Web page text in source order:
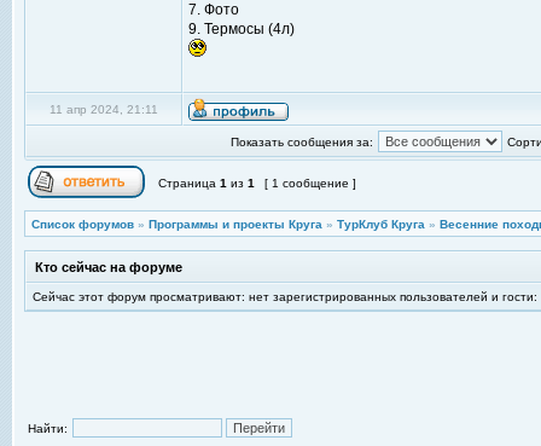
7. Фото
9. Термосы (4л)
11 апр 2024, 21:11
Показать сообщения за:
Страница 1 из 1 [ 1 сообщение ]
Список форумов » Программы и проекты Круга » ТурКлуб Круга » Весенние
Кто сейчас на форуме
Сейчас этот форум просматривают: нет зарегистрированных пользователей и гости:
Найти: